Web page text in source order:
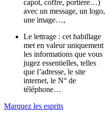
capot, coffre, portière…)
avec un message, un logo,
une image…,
Le lettrage : cet habillage
met en valeur uniquement
les informations que vous
jugez essentielles, telles
que l’adresse, le site
internet, le N° de
téléphone…
Marquez les esprits